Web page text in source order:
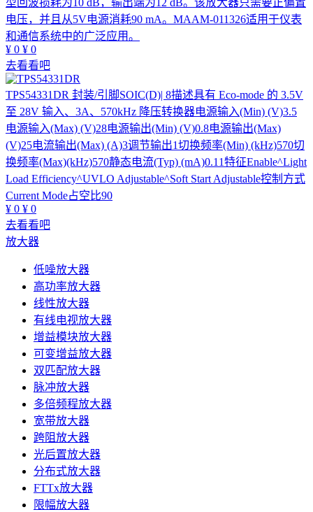
型回波损耗为10 dB，输出端为12 dB。该放大器只需要正偏置
电压，并且从5V电源消耗90 mA。MAAM-011326适用于仪表
和通信系统中的广泛应用。
¥ 0 ¥ 0
去看看吧
TPS54331DR 封装/引脚SOIC(D)| 8描述具有 Eco-mode 的 3.5V
至 28V 输入、3A、570kHz 降压转换器电源输入(Min) (V)3.5
电源输入(Max) (V)28电源输出(Min) (V)0.8电源输出(Max)
(V)25电流输出(Max) (A)3调节输出1切换频率(Min) (kHz)570切
换频率(Max)(kHz)570静态电流(Typ) (mA)0.11特征Enable^Light
Load Efficiency^UVLO Adjustable^Soft Start Adjustable控制方式
Current Mode占空比90
¥ 0 ¥ 0
去看看吧
放大器
低噪放大器
高功率放大器
线性放大器
有线电视放大器
增益模块放大器
可变增益放大器
双匹配放大器
脉冲放大器
多倍频程放大器
宽带放大器
跨阻放大器
光后置放大器
分布式放大器
FTTx放大器
限幅放大器